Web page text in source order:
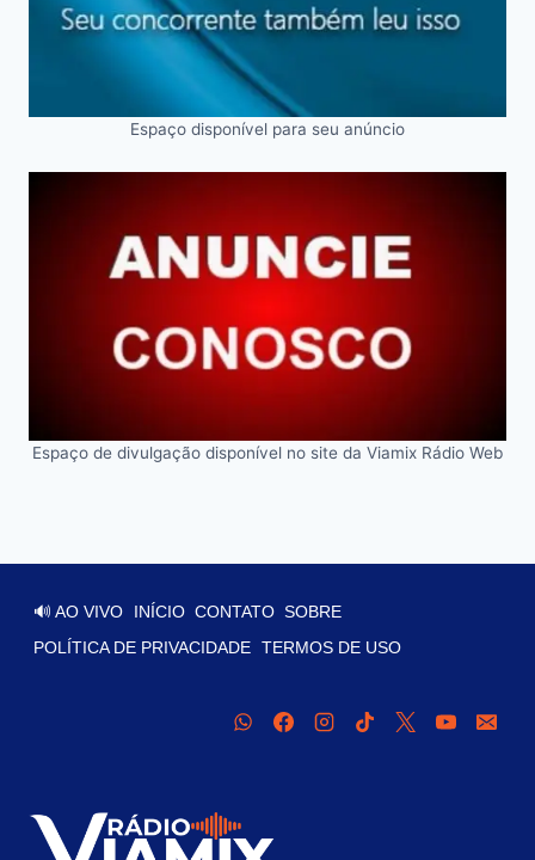
Espaço disponível para seu anúncio
Espaço de divulgação disponível no site da Viamix Rádio Web
🔊 AO VIVO INÍCIO CONTATO SOBRE
POLÍTICA DE PRIVACIDADE TERMOS DE USO